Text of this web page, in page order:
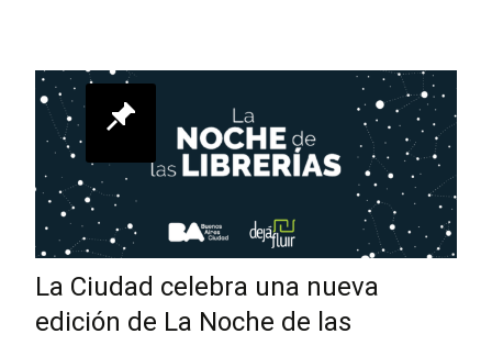
La Ciudad celebra una nueva
edición de La Noche de las